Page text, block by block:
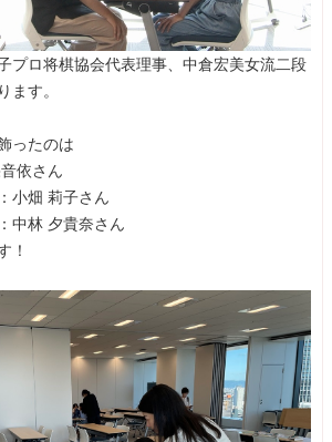
プロ将棋協会代表理事、中倉宏美女流二段
ます。
ったのは
依さん
小畑 莉子さん
中林 夕貴奈さん
！